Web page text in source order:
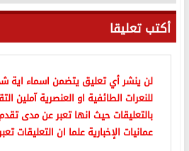
أكتب تعليقا
لن ينشر أي تعليق يتضمن اسماء اية
للنعرات الطائفية او العنصرية آملين
بالتعليقات حيث انها تعبر عن مدى
عمانيات الإخبارية علما ان التعليقات